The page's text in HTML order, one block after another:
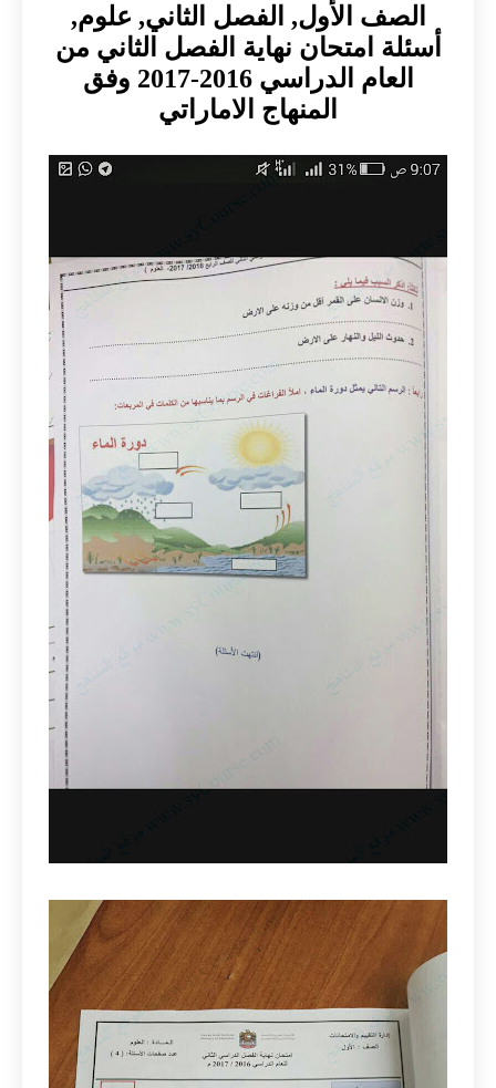
الصف الأول, الفصل الثاني, علوم,
أسئلة امتحان نهاية الفصل الثاني من
العام الدراسي 2016-2017 وفق
المنهاج الاماراتي